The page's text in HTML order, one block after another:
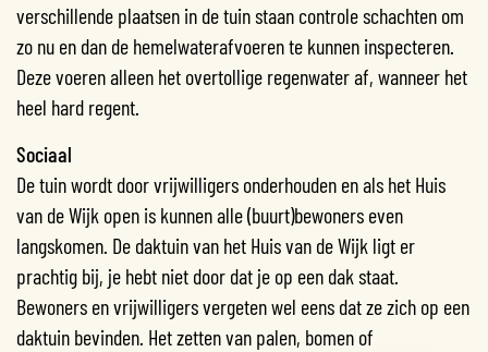
verschillende plaatsen in de tuin staan controle schachten om
zo nu en dan de hemelwaterafvoeren te kunnen inspecteren.
Deze voeren alleen het overtollige regenwater af, wanneer het
heel hard regent.
Sociaal
De tuin wordt door vrijwilligers onderhouden en als het Huis
van de Wijk open is kunnen alle (buurt)bewoners even
langskomen. De daktuin van het Huis van de Wijk ligt er
prachtig bij, je hebt niet door dat je op een dak staat.
Bewoners en vrijwilligers vergeten wel eens dat ze zich op een
daktuin bevinden. Het zetten van palen, bomen of